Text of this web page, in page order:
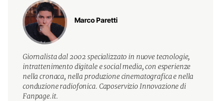
Marco Paretti
Giornalista dal 2002 specializzato in nuove tecnologie,
intrattenimento digitale e social media, con esperienze
nella cronaca, nella produzione cinematografica e nella
conduzione radiofonica. Caposervizio Innovazione di
Fanpage.it.